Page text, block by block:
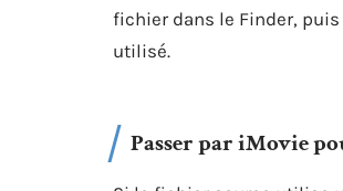
fichier dans le Finder,
utilisé.
Passer par iMovie